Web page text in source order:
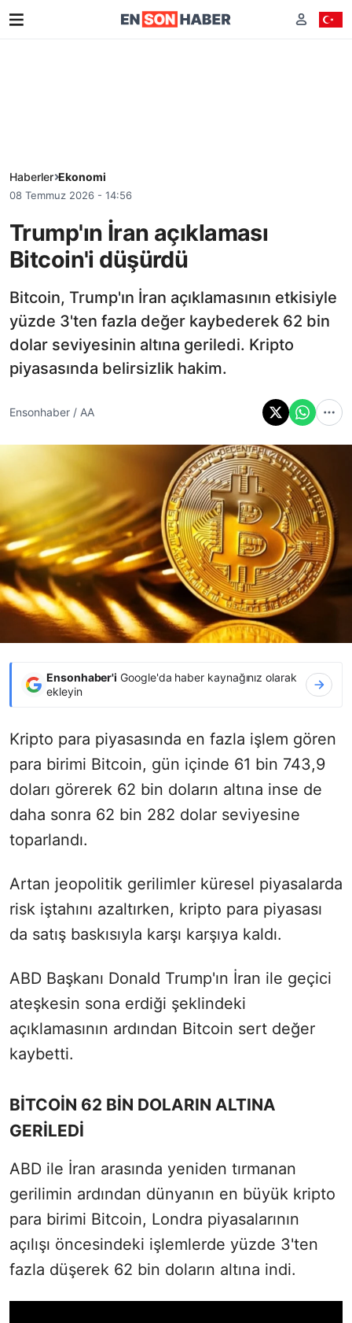
Haberler Ekonomi
08 Temmuz 2026 - 14:56
Trump'ın İran açıklaması
Bitcoin'i düşürdü
Bitcoin, Trump'ın İran açıklamasının etkisiyle
yüzde 3'ten fazla değer kaybederek 62 bin
dolar seviyesinin altına geriledi. Kripto
piyasasında belirsizlik hakim.
Ensonhaber / AA
Ensonhaber'i Google'da haber kaynağınız olarak
ekleyin
Kripto para piyasasında en fazla işlem gören
para birimi Bitcoin, gün içinde 61 bin 743,9
doları görerek 62 bin doların altına inse de
daha sonra 62 bin 282 dolar seviyesine
toparlandı.
Artan jeopolitik gerilimler küresel piyasalarda
risk iştahını azaltırken, kripto para piyasası
da satış baskısıyla karşı karşıya kaldı.
ABD Başkanı Donald Trump'ın İran ile geçici
ateşkesin sona erdiği şeklindeki
açıklamasının ardından Bitcoin sert değer
kaybetti.
BİTCOİN 62 BİN DOLARIN ALTINA
GERİLEDİ
ABD ile İran arasında yeniden tırmanan
gerilimin ardından dünyanın en büyük kripto
para birimi Bitcoin, Londra piyasalarının
açılışı öncesindeki işlemlerde yüzde 3'ten
fazla düşerek 62 bin doların altına indi.